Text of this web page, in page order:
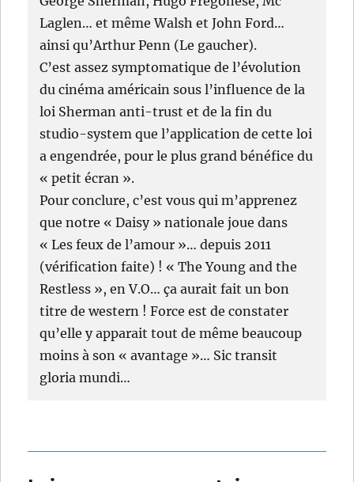
Laglen… et même Walsh et John Ford…
ainsi qu’Arthur Penn (Le gaucher).
C’est assez symptomatique de l’évolution
du cinéma américain sous l’influence de la
loi Sherman anti-trust et de la fin du
studio-system que l’application de cette loi
a engendrée, pour le plus grand bénéfice du
« petit écran ».
Pour conclure, c’est vous qui m’apprenez
que notre « Daisy » nationale joue dans
« Les feux de l’amour »… depuis 2011
(vérification faite) ! « The Young and the
Restless », en V.O… ça aurait fait un bon
titre de western ! Force est de constater
qu’elle y apparait tout de même beaucoup
moins à son « avantage »… Sic transit
gloria mundi…